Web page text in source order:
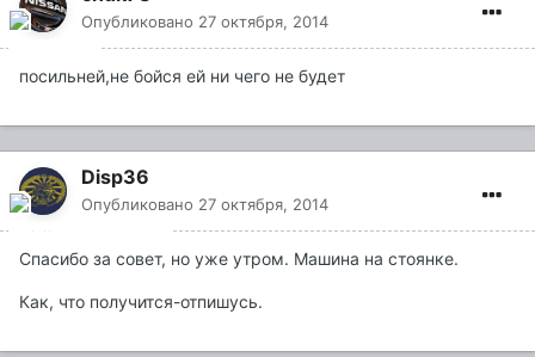
Опубликовано 27 октября, 2014
посильней,не бойся ей ни чего не будет
Disp36
Опубликовано 27 октября, 2014
Спасибо за совет, но уже утром. Машина на стоянке.
Как, что получится-отпишусь.